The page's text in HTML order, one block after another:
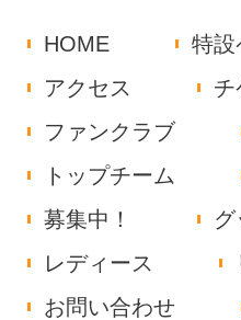
HOME 特設
アクセス
チ
ファンクラブ
トップチーム
募集中！
レディース
お問い合わせ